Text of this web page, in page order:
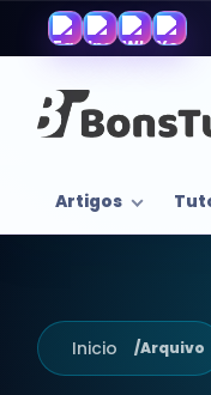
Artigos
Inicio /Arquivo